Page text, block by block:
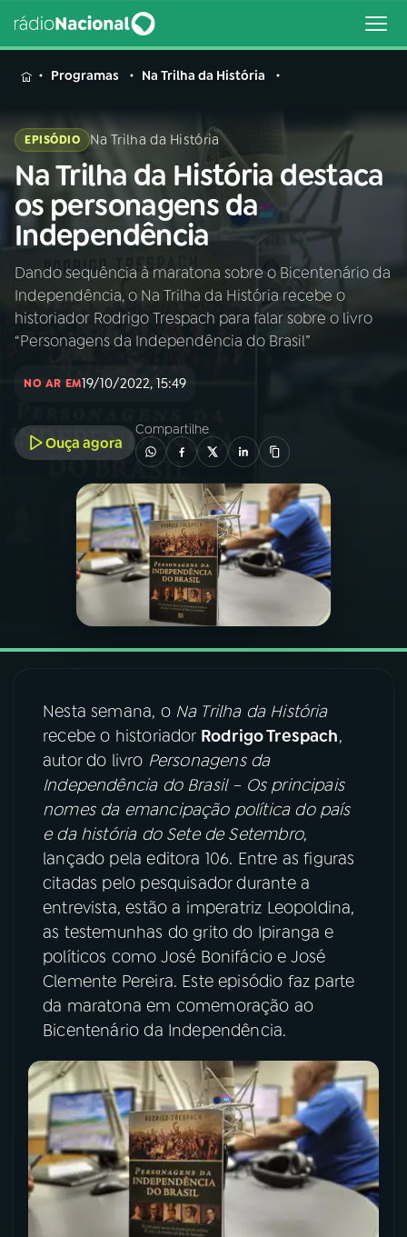
MENU
Buscar
na
Rádio
Nacional
Buscar
AO VIVO
02A RÁDIO
03PROGRAMAÇÃO
PROGRAMAS
PODCASTS
VIDEOCASTS
FESTIVAL DE MÚSICA
ACOMPANHE A RÁDIO NACIONAL
YouTube
Instagram X
TikTok
Programas Na Trilha da História
EPISÓDIO Na Trilha da História
Na Trilha da História destaca
os personagens da
Independência
Dando sequência à maratona sobre o Bicentenário da
Independência, o Na Trilha da História recebe o
historiador Rodrigo Trespach para falar sobre o livro
“Personagens da Independência do Brasil”
NO AR EM19/10/2022, 15:49
Ouça agora
Compartilhe
Nesta semana, o Na Trilha da História
recebe o historiador Rodrigo Trespach,
autor do livro Personagens da
Independência do Brasil – Os principais
nomes da emancipação política do país
e da história do Sete de Setembro,
lançado pela editora 106. Entre as figuras
citadas pelo pesquisador durante a
entrevista, estão a imperatriz Leopoldina,
as testemunhas do grito do Ipiranga e
políticos como José Bonifácio e José
Clemente Pereira. Este episódio faz parte
da maratona em comemoração ao
Bicentenário da Independência.